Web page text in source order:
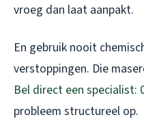
vroeg dan laat aanpakt.
En gebruik nooit
verstoppingen. Die
Bel direct een specialist:
probleem structureel op.